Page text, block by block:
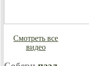
Смотреть все
видео